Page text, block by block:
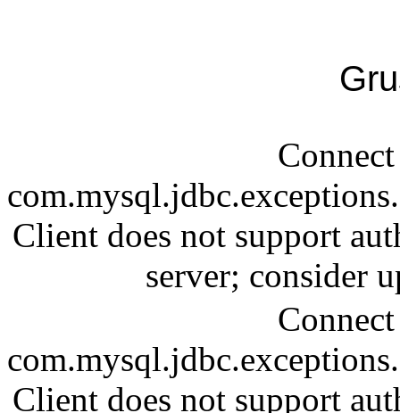
Client does not support
server; consider
Client does not support